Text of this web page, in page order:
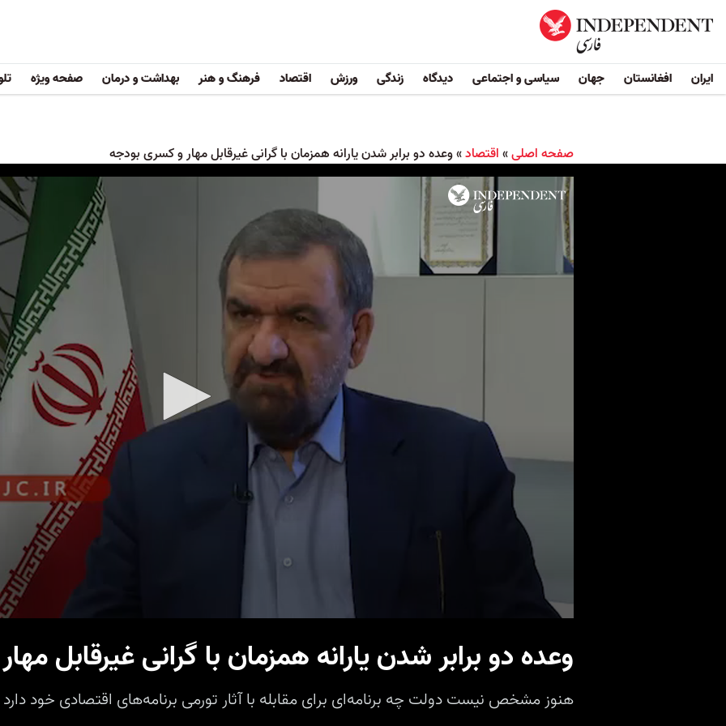
ایران افغانستان جهان سیاسی و اجتماعی دیدگاه زندگی ورزش اقتصاد فرهنگ و هنر بهداشت و درمان صفحه ویژه
صفحه اصلی»اقتصاد»وعده دو برابر شدن یارانه همزمان با گرانی غیرقابل مهار و کسری بودجه
وعده دو برابر شدن یارانه همزمان با گرانی غیرقابل
هنوز مشخص نیست دولت چه برنامه‌ای برای مقابله با آثار تورمی برنامه‌های اقتصادی خود دارد